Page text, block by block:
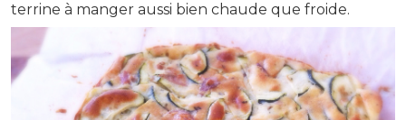
terrine à manger aussi bien chaude que froide.